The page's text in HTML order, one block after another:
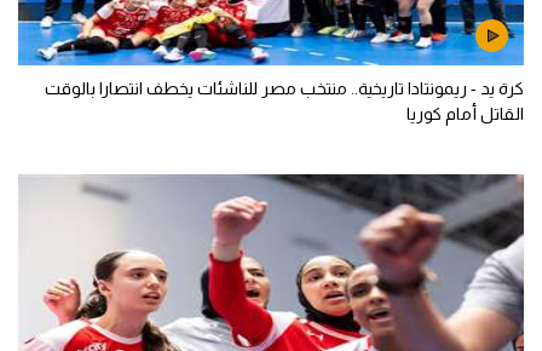
كرة يد - ريمونتادا تاريخية.. منتخب مصر للناشئات يخطف انتصارا بالوقت
القاتل أمام كوريا